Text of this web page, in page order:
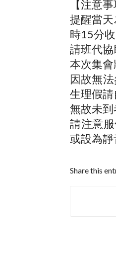
【注意事
提醒當
時15分
請班代協
本次集會
因故無
生理假請
無故未到
請注意
或設為靜
Share this